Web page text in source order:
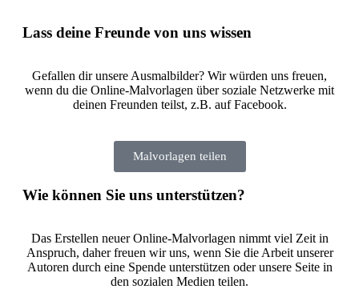
Lass deine Freunde von uns wissen
Gefallen dir unsere Ausmalbilder? Wir würden uns freuen,
wenn du die Online-Malvorlagen über soziale Netzwerke mit
deinen Freunden teilst, z.B. auf Facebook.
Malvorlagen teilen
Wie können Sie uns unterstützen?
Das Erstellen neuer Online-Malvorlagen nimmt viel Zeit in
Anspruch, daher freuen wir uns, wenn Sie die Arbeit unserer
Autoren durch eine Spende unterstützen oder unsere Seite in
den sozialen Medien teilen.